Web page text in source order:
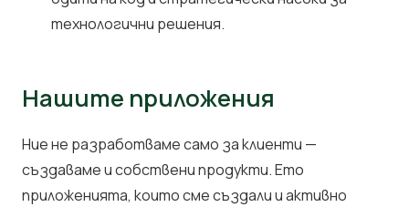
технологични решения.
Нашите приложения
Ние не разработваме само за клиенти —
създаваме и собствени продукти. Ето
приложенията, които сме създали и активно